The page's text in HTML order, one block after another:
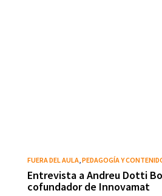
FUERA DEL AULA,PEDAGOGÍA Y
Entrevista a Andreu Dotti
cofundador de Innovamat